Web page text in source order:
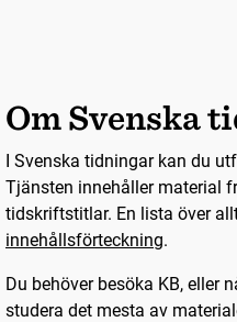
Om Svenska
I Svenska tidningar kan du
Tjänsten innehåller material
tidskriftstitlar. En lista över
innehållsförteckning.
Du behöver besöka KB, eller
studera det mesta av